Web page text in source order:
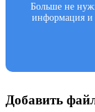
Больше не
информация и
Добавить